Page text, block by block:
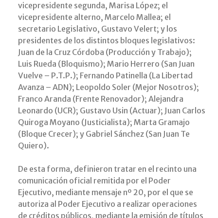
vicepresidente segunda, Marisa López; el
vicepresidente alterno, Marcelo Mallea; el
secretario Legislativo, Gustavo Velert; y los
presidentes de los distintos bloques legislativos:
Juan de la Cruz Córdoba (Producción y Trabajo);
Luis Rueda (Bloquismo); Mario Herrero (San Juan
Vuelve – P.T.P.); Fernando Patinella (La Libertad
Avanza – ADN); Leopoldo Soler (Mejor Nosotros);
Franco Aranda (Frente Renovador); Alejandra
Leonardo (UCR); Gustavo Usin (Actuar); Juan Carlos
Quiroga Moyano (Justicialista); Marta Gramajo
(Bloque Crecer); y Gabriel Sánchez (San Juan Te
Quiero).
De esta forma, definieron tratar en el recinto una
comunicación oficial remitida por el Poder
Ejecutivo, mediante mensaje nº 20, por el que se
autoriza al Poder Ejecutivo a realizar operaciones
de créditos públicos, mediante la emisión de títulos